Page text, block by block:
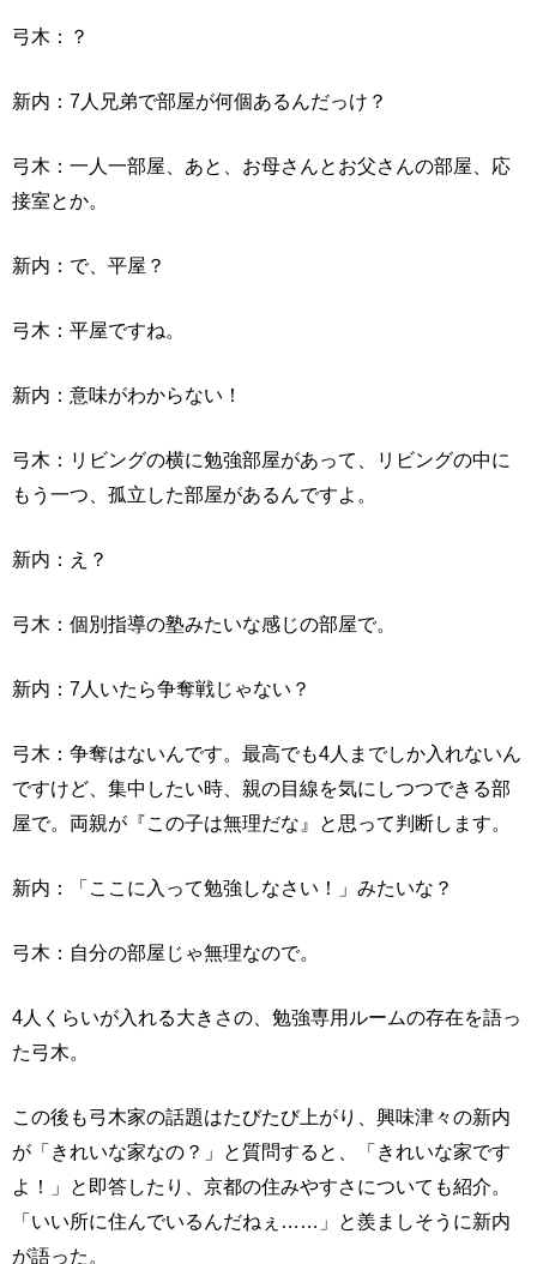
弓木：？
新内：7人兄弟で部屋が何個あるんだっけ？
弓木：一人一部屋、あと、お母さんとお父さんの部屋、応
接室とか。
新内：で、平屋？
弓木：平屋ですね。
新内：意味がわからない！
弓木：リビングの横に勉強部屋があって、リビングの中に
もう一つ、孤立した部屋があるんですよ。
新内：え？
弓木：個別指導の塾みたいな感じの部屋で。
新内：7人いたら争奪戦じゃない？
弓木：争奪はないんです。最高でも4人までしか入れないん
ですけど、集中したい時、親の目線を気にしつつできる部
屋で。両親が『この子は無理だな』と思って判断します。
新内：「ここに入って勉強しなさい！」みたいな？
弓木：自分の部屋じゃ無理なので。
4人くらいが入れる大きさの、勉強専用ルームの存在を語っ
た弓木。
この後も弓木家の話題はたびたび上がり、興味津々の新内
が「きれいな家なの？」と質問すると、「きれいな家です
よ！」と即答したり、京都の住みやすさについても紹介。
「いい所に住んでいるんだねぇ……」と羨ましそうに新内
が語った。